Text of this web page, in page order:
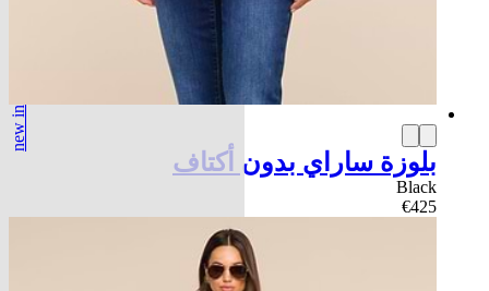
new in
بلوزة ساراي بدون أكتاف
Black
€425